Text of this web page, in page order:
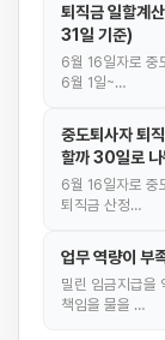
퇴직금 일할계
31일 기준)
6월 16일자로 중
6월 1일~…
중도퇴사자 퇴
할까 30일로 나
6월 16일자로 중
퇴직금 산정…
업무 역량이 부
밀린 임금지급을
책임을 물을 …